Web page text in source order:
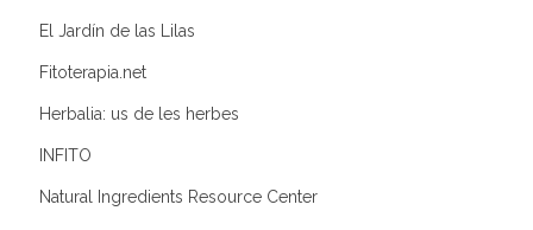
El Jardín de las Lilas
Fitoterapia.net
Herbalia: us de les herbes
INFITO
Natural Ingredients Resource Center